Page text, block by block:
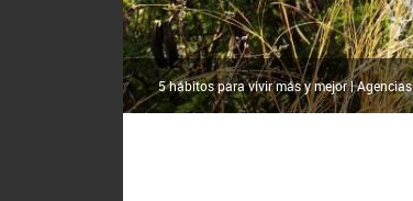
5 hábitos para vivir más y mejor | Agencias